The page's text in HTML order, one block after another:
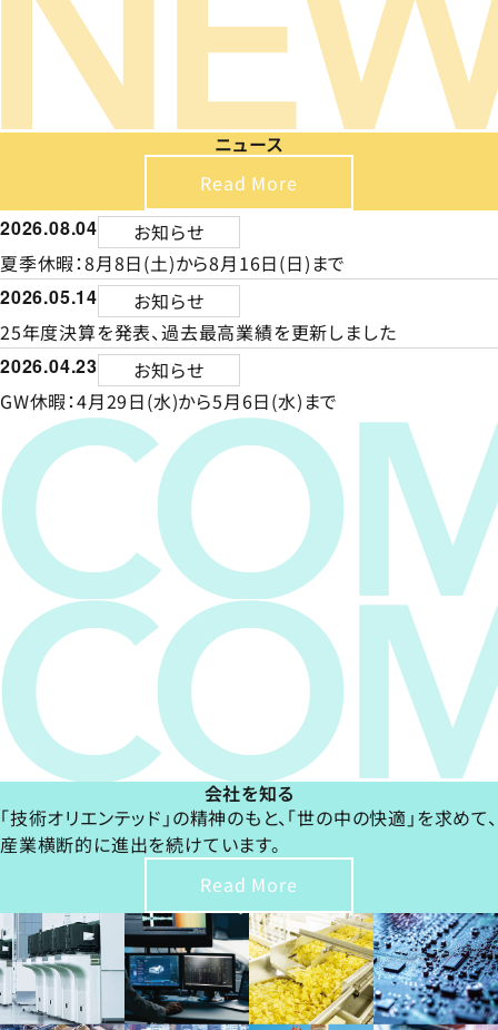
ニュース
Read More
2026.08.04
お知らせ
夏季休暇：8月8日(土)から8月16日(日)まで
2026.05.14
お知らせ
25年度決算を発表、過去最高業績を更新しました
2026.04.23
お知らせ
GW休暇：4月29日(水)から5月6日(水)まで
会社を知る
「技術オリエンテッド」の精神のもと、「世の中の快適」を求めて、
産業横断的に進出を続けています。
Read More